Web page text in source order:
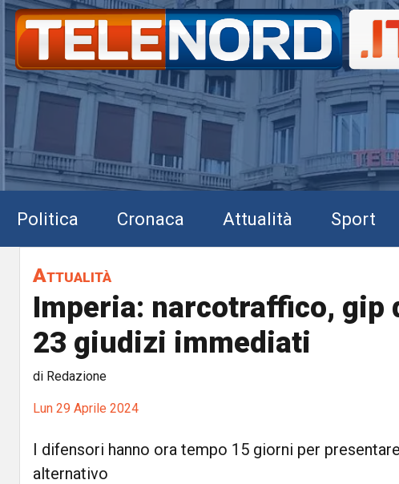
Politica Cronaca Attualità Sport
Attualità
Imperia: narcotraffico, gip
23 giudizi immediati
di Redazione
Lun 29 Aprile 2024
I difensori hanno ora tempo 15 giorni per
alternativo